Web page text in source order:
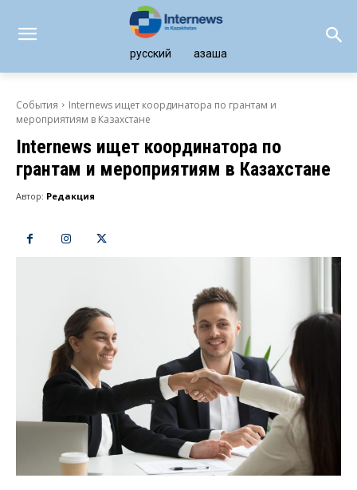
русский қазақша
События
Internews ищет координатора по грантам и
мероприятиям в Казахстане
Internews ищет координатора по
грантам и мероприятиям в Казахстане
Автор: Редакция